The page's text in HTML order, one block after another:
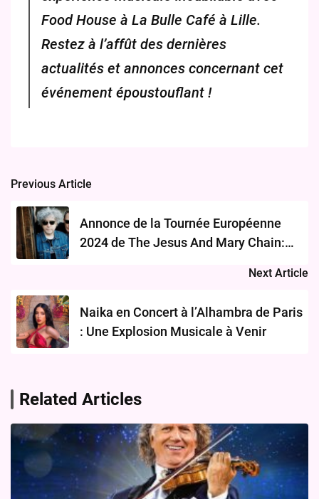
Food House à La Bulle Café à Lille.
Restez à l’affût des dernières
actualités et annonces concernant cet
événement époustouflant !
Post
navigation
Previous Article
Annonce de la Tournée Européenne
2024 de The Jesus And Mary Chain:
Next Article
Naika en Concert à l’Alhambra de Paris
: Une Explosion Musicale à Venir
Related Articles